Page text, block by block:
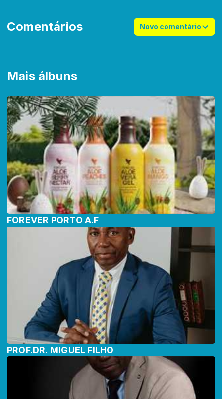
Mais álbuns
FOREVER PORTO A.F
PROF.DR. MIGUEL FILHO
Comentários Novo comentário